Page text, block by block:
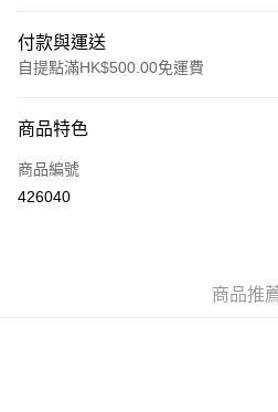
付款與運送
自提點滿HK$500.00免運費
信用卡
AlipayHK
每筆HK$40.00，滿HK$500.00或以上
商品特色
商品編號
426040
商品推